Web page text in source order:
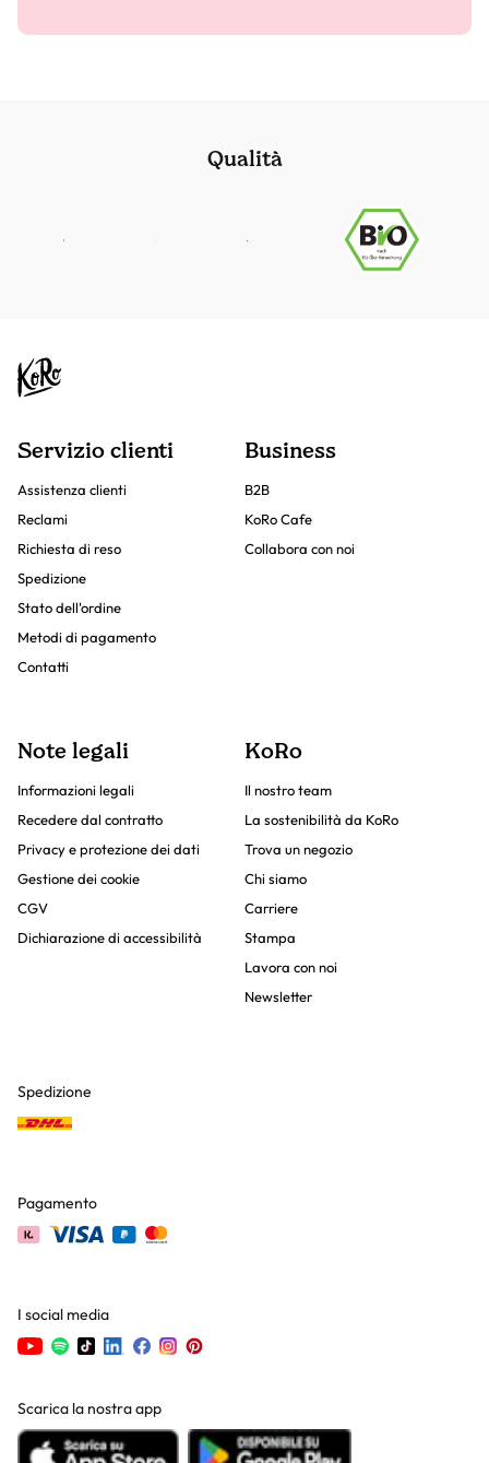
Qualità
Servizio clienti
Assistenza clienti
Reclami
Richiesta di reso
Spedizione
Stato dell'ordine
Metodi di pagamento
Contatti
Business
B2B
KoRo Cafe
Collabora con noi
Note legali
Informazioni legali
Recedere dal contratto
Privacy e protezione dei dati
Gestione dei cookie
CGV
Dichiarazione di accessibilità
KoRo
Il nostro team
La sostenibilità da KoRo
Trova un negozio
Chi siamo
Carriere
Stampa
Lavora con noi
Newsletter
Spedizione
Pagamento
I social media
Scarica la nostra app